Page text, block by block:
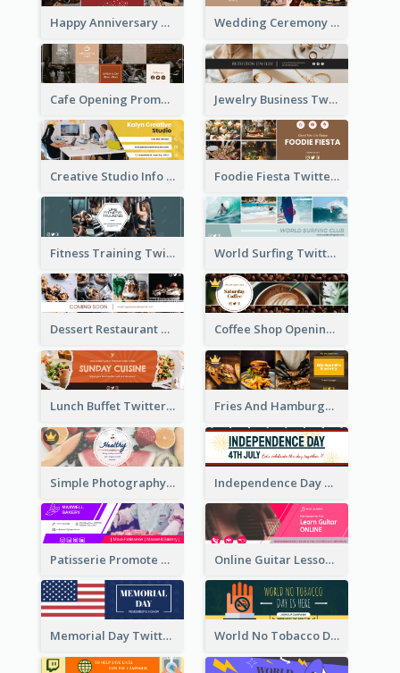
Happy Anniversary Twitter Header Wedding Ceremony Twitter Header
Cafe Opening Promotion Twitter Header Jewelry Business Twitter Header
Creative Studio Info Twitter Header Foodie Fiesta Twitter Header
Fitness Training Twitter Header World Surfing Twitter Header
Dessert Restaurant Twitter Header Coffee Shop Opening Twitter Header
Lunch Buffet Twitter Header Fries And Hamburger Restaurant Twitter Header
Simple Photography Twitter Header Promoting Healthy Independence Day Twitter Header With Decorations
Patisserie Promote Twitter Header Online Guitar Lesson Twitter Header
Memorial Day Twitter Header With Flag World No Tobacco Day Twitter Header